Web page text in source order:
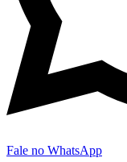
Fale no WhatsApp